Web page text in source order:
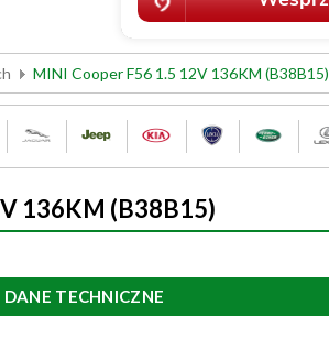
MINI Cooper F56 1.5 12V 136KM (B38B15)
136KM (B38B15)
DANE TECHNICZNE